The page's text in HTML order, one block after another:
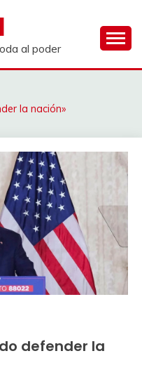
al poder
la nación»
defender la